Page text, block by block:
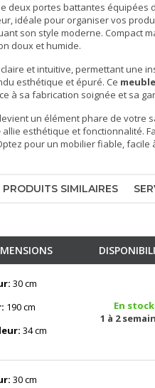
deux portes battantes équipées
idéale pour organiser vos
son style moderne. Compact
doux et humide.
et intuitive, permettant une
esthétique et épuré. Ce
à sa fabrication soignée et sa
un élément phare de votre
allie esthétique et fonctionnalité.
pour un mobilier fiable,
PRODUITS SIMILAIRES
30 cm
190 cm
34 cm
En stock
1 à 2
30 cm